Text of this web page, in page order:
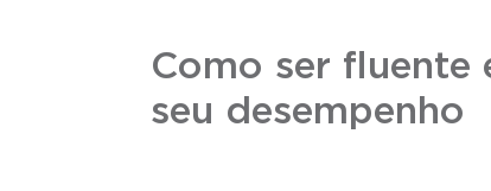
Como ser fluente
seu desempenho